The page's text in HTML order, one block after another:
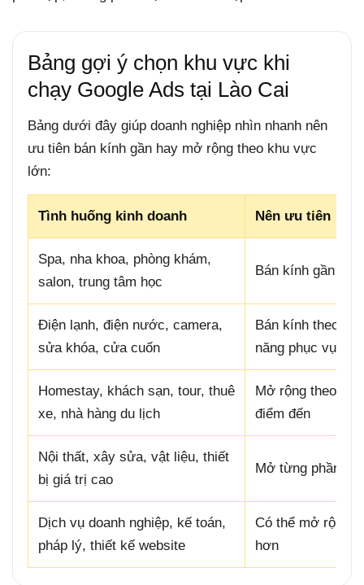
Bảng gợi ý chọn khu vực khi
chạy Google Ads tại Lào Cai
Bảng dưới đây giúp doanh nghiệp nhìn nhanh nên
ưu tiên bán kính gần hay mở rộng theo khu vực
lớn:
Tình huống kinh doanh Nên ưu tiên
Spa, nha khoa, phòng khám,
salon, trung tâm học
Bán kính gần
Điện lạnh, điện nước, camera,
sửa khóa, cửa cuốn
Bán kính theo khả
năng phục vụ
Homestay, khách sạn, tour, thuê
xe, nhà hàng du lịch
Mở rộng theo
điểm đến
Nội thất, xây sửa, vật liệu, thiết
bị giá trị cao
Mở từng phần
Dịch vụ doanh nghiệp, kế toán,
pháp lý, thiết kế website
Có thể mở rộng
hơn